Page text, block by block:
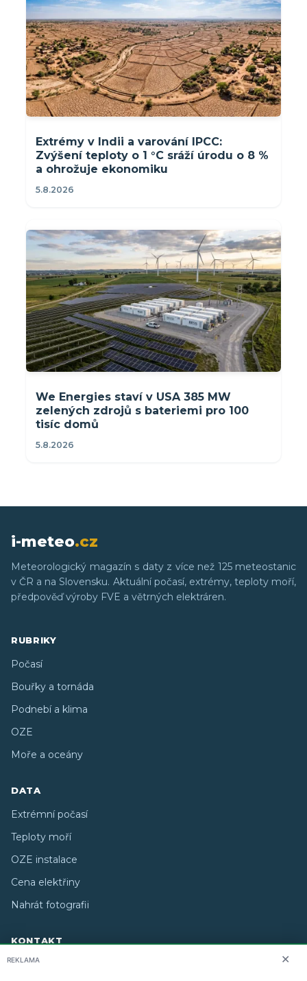
Extrémy v Indii a varování IPCC:
Zvýšení teploty o 1 °C sráží úrodu o 8 %
a ohrožuje ekonomiku
5.8.2026
We Energies staví v USA 385 MW
zelených zdrojů s bateriemi pro 100
tisíc domů
5.8.2026
i-meteo.cz
Meteorologický magazín s daty z více než 125 meteostanic
v ČR a na Slovensku. Aktuální počasí, extrémy, teploty moří,
předpověď výroby FVE a větrných elektráren.
RUBRIKY
Počasí
Bouřky a tornáda
Podnebí a klima
OZE
Moře a oceány
DATA
Extrémní počasí
Teploty moří
OZE instalace
Cena elektřiny
Nahrát fotografii
KONTAKT
O nás
REKLAMA ✕